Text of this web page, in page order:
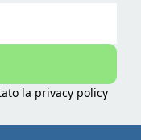
la privacy policy